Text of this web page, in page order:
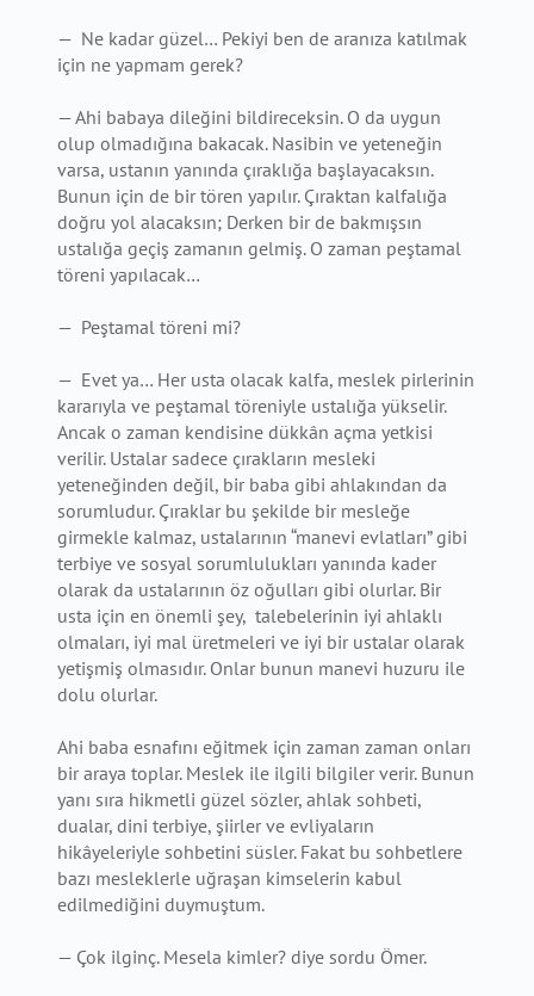
— Ne kadar güzel… Pekiyi ben de aranıza katılmak
için ne yapmam gerek?
— Ahi babaya dileğini bildireceksin. O da uygun
olup olmadığına bakacak. Nasibin ve yeteneğin
varsa, ustanın yanında çıraklığa başlayacaksın.
Bunun için de bir tören yapılır. Çıraktan kalfalığa
doğru yol alacaksın; Derken bir de bakmışsın
ustalığa geçiş zamanın gelmiş. O zaman peştamal
töreni yapılacak…
— Peştamal töreni mi?
— Evet ya… Her usta olacak kalfa, meslek pirlerinin
kararıyla ve peştamal töreniyle ustalığa yükselir.
Ancak o zaman kendisine dükkân açma yetkisi
verilir. Ustalar sadece çırakların mesleki
yeteneğinden değil, bir baba gibi ahlakından da
sorumludur. Çıraklar bu şekilde bir mesleğe
girmekle kalmaz, ustalarının “manevi evlatları” gibi
terbiye ve sosyal sorumlulukları yanında kader
olarak da ustalarının öz oğulları gibi olurlar. Bir
usta için en önemli şey, talebelerinin iyi ahlaklı
olmaları, iyi mal üretmeleri ve iyi bir ustalar olarak
yetişmiş olmasıdır. Onlar bunun manevi huzuru ile
dolu olurlar.
Ahi baba esnafını eğitmek için zaman zaman onları
bir araya toplar. Meslek ile ilgili bilgiler verir. Bunun
yanı sıra hikmetli güzel sözler, ahlak sohbeti,
dualar, dini terbiye, şiirler ve evliyaların
hikâyeleriyle sohbetini süsler. Fakat bu sohbetlere
bazı mesleklerle uğraşan kimselerin kabul
edilmediğini duymuştum.
— Çok ilginç. Mesela kimler? diye sordu Ömer.